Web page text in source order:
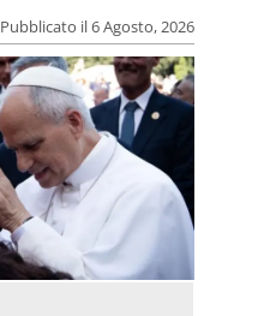
Pubblicato il 6 Agosto, 2026